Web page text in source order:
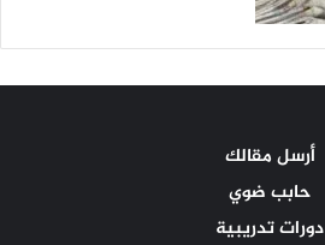
أرسل مقالك
حابب ضوي
دورات تدريبية